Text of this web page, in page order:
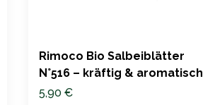
Rimoco Bio Salbeiblätter
N°516 – kräftig & aromatisch
5,90 €